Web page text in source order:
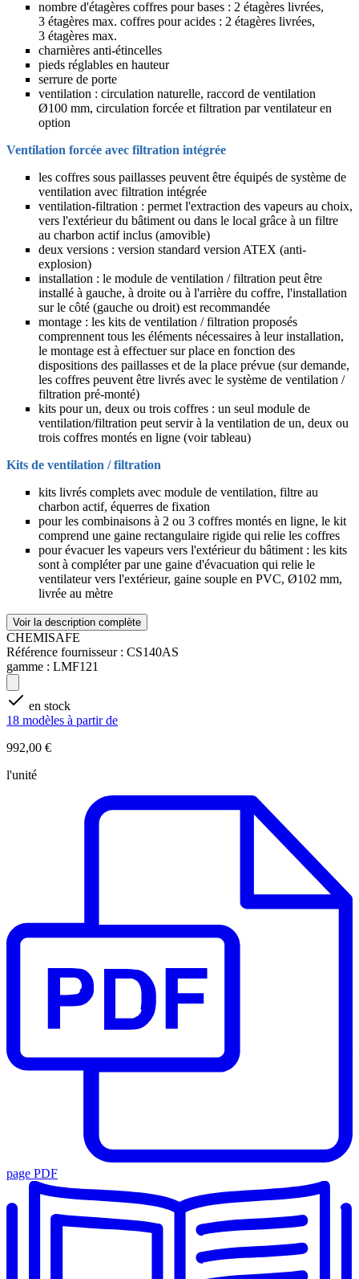
nombre d'étagères coffres pour bases : 2 étagères livrées,
3 étagères max. coffres pour acides : 2 étagères livrées,
3 étagères max.
charnières anti-étincelles
pieds réglables en hauteur
serrure de porte
ventilation : circulation naturelle, raccord de ventilation
Ø100 mm, circulation forcée et filtration par ventilateur en
option
Ventilation forcée avec filtration intégrée
les coffres sous paillasses peuvent être équipés de système de
ventilation avec filtration intégrée
ventilation-filtration : permet l'extraction des vapeurs au choix,
vers l'extérieur du bâtiment ou dans le local grâce à un filtre
au charbon actif inclus (amovible)
deux versions : version standard version ATEX (anti-
explosion)
installation : le module de ventilation / filtration peut être
installé à gauche, à droite ou à l'arrière du coffre, l'installation
sur le côté (gauche ou droit) est recommandée
montage : les kits de ventilation / filtration proposés
comprennent tous les éléments nécessaires à leur installation,
le montage est à effectuer sur place en fonction des
dispositions des paillasses et de la place prévue (sur demande,
les coffres peuvent être livrés avec le système de ventilation /
filtration pré-monté)
kits pour un, deux ou trois coffres : un seul module de
ventilation/filtration peut servir à la ventilation de un, deux ou
trois coffres montés en ligne (voir tableau)
Kits de ventilation / filtration
kits livrés complets avec module de ventilation, filtre au
charbon actif, équerres de fixation
pour les combinaisons à 2 ou 3 coffres montés en ligne, le kit
comprend une gaine rectangulaire rigide qui relie les coffres
pour évacuer les vapeurs vers l'extérieur du bâtiment : les kits
sont à compléter par une gaine d'évacuation qui relie le
ventilateur vers l'extérieur, gaine souple en PVC, Ø102 mm,
livrée au mètre
Voir la description complète
CHEMISAFE
Référence fournisseur : CS140AS
gamme : LMF121
en stock
18 modèles à partir de
992,00 €
l'unité
page PDF